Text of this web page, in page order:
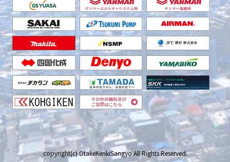
copyright(c) OtakeKenkiSangyo All Rights Reserved.